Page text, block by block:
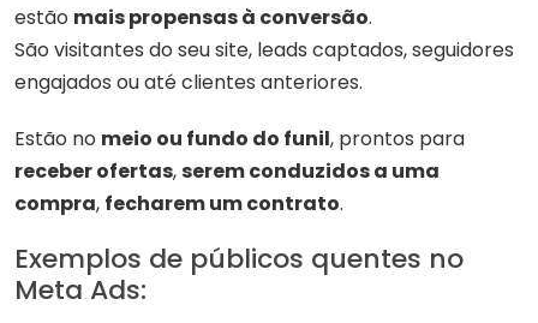
estão mais propensas à conversão.
São visitantes do seu site, leads captados, seguidores
engajados ou até clientes anteriores.
Estão no meio ou fundo do funil, prontos para
receber ofertas,serem conduzidos a uma
compra, fecharem um contrato.
Exemplos de públicos quentes no
Meta Ads: